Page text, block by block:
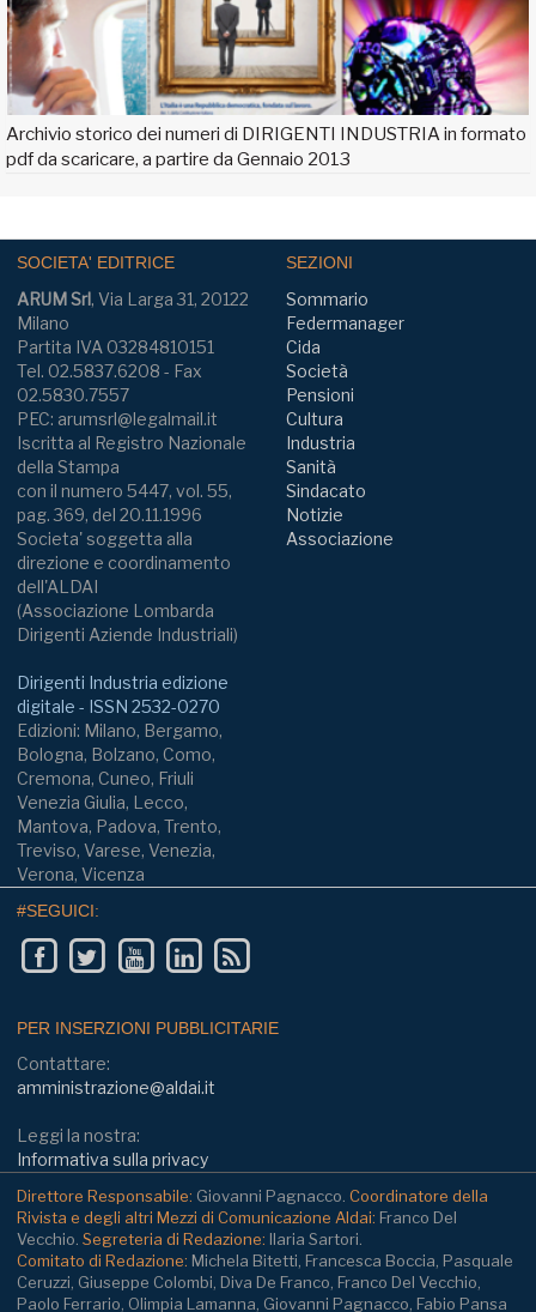
Archivio storico dei numeri di DIRIGENTI INDUSTRIA in formato
pdf da scaricare, a partire da Gennaio 2013
SOCIETA' EDITRICE
ARUM Srl, Via Larga 31, 20122
Milano
Partita IVA 03284810151
Tel. 02.5837.6208 - Fax
02.5830.7557
PEC: arumsrl@legalmail.it
Iscritta al Registro Nazionale
della Stampa
con il numero 5447, vol. 55,
pag. 369, del 20.11.1996
Societa' soggetta alla
direzione e coordinamento
dell'ALDAI
(Associazione Lombarda
Dirigenti Aziende Industriali)
Dirigenti Industria edizione
digitale - ISSN 2532-0270
Edizioni: Milano, Bergamo,
Bologna, Bolzano, Como,
Cremona, Cuneo, Friuli
Venezia Giulia, Lecco,
Mantova, Padova, Trento,
Treviso, Varese, Venezia,
Verona, Vicenza
SEZIONI
Sommario
Federmanager
Cida
Società
Pensioni
Cultura
Industria
Sanità
Sindacato
Notizie
Associazione
#SEGUICI:
PER INSERZIONI PUBBLICITARIE
Contattare:
amministrazione@aldai.it
Leggi la nostra:
Informativa sulla privacy
Direttore Responsabile: Giovanni Pagnacco. Coordinatore della
Rivista e degli altri Mezzi di Comunicazione Aldai: Franco Del
Vecchio. Segreteria di Redazione: Ilaria Sartori.
Comitato di Redazione: Michela Bitetti, Francesca Boccia, Pasquale
Ceruzzi, Giuseppe Colombi, Diva De Franco, Franco Del Vecchio,
Paolo Ferrario, Olimpia Lamanna, Giovanni Pagnacco, Fabio Pansa